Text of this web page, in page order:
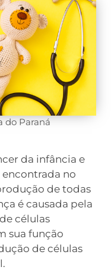
do Paraná
da infância e
encontrada no
de todas
é causada pela
células
sua função
de células